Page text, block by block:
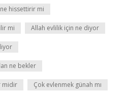
hissettirir mi
mi Allah evlilik için ne diyor
ne bekler
midir Çok evlenmek günah mı